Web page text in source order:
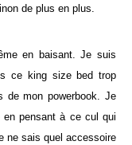
de plus en plus.
en baisant. Je suis
ce king size bed trop
de mon powerbook. Je
pensant à ce cul qui
ne sais quel accessoire